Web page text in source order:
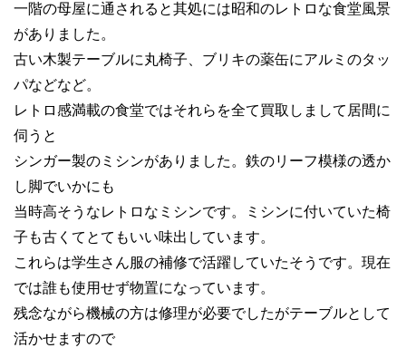
一階の母屋に通されると其処には昭和のレトロな食堂風景
がありました。
古い木製テーブルに丸椅子、ブリキの薬缶にアルミのタッ
パなどなど。
レトロ感満載の食堂ではそれらを全て買取しまして居間に
伺うと
シンガー製のミシンがありました。鉄のリーフ模様の透か
し脚でいかにも
当時高そうなレトロなミシンです。ミシンに付いていた椅
子も古くてとてもいい味出しています。
これらは学生さん服の補修で活躍していたそうです。現在
では誰も使用せず物置になっています。
残念ながら機械の方は修理が必要でしたがテーブルとして
活かせますので